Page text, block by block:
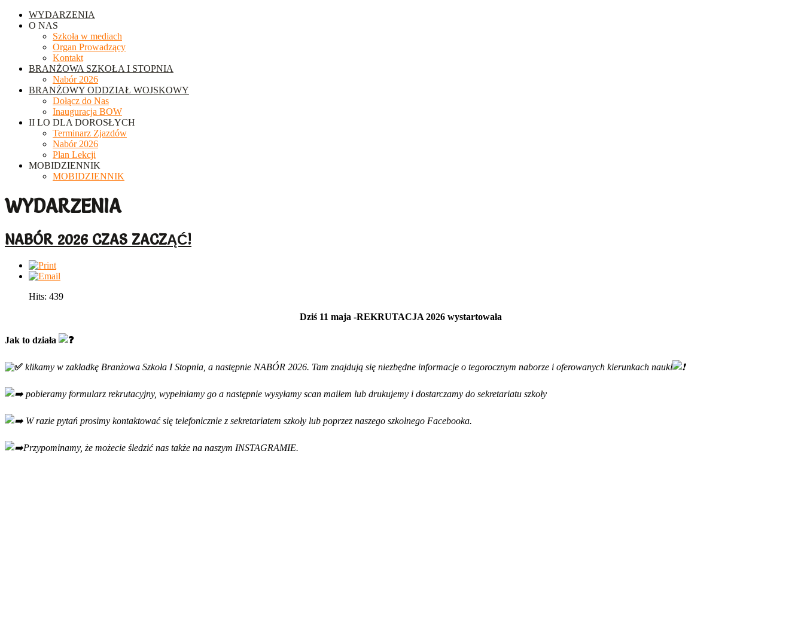
WYDARZENIA
O NAS
Szkoła w mediach
Organ Prowadzący
Kontakt
BRANŻOWA SZKOŁA I STOPNIA
Nabór 2026
BRANŻOWY ODDZIAŁ WOJSKOWY
Dołącz do Nas
Inauguracja BOW
II LO DLA DOROSŁYCH
Terminarz Zjazdów
Nabór 2026
Plan Lekcji
MOBIDZIENNIK
MOBIDZIENNIK
WYDARZENIA
NABÓR 2026 CZAS ZACZĄĆ!
Hits: 439
Dziś 11 maja -REKRUTACJA 2026 wystartowała
Jak to działa
klikamy w zakładkę Branżowa Szkoła I Stopnia, a następnie NABÓR 2026. Tam znajdują się niezbędne informacje o tegorocznym naborze i oferowanych kierunkach nauki
pobieramy formularz rekrutacyjny, wypełniamy go a następnie wysyłamy scan mailem lub drukujemy i dostarczamy do sekretariatu szkoły
W razie pytań prosimy kontaktować się telefonicznie z sekretariatem szkoły lub poprzez naszego szkolnego Facebooka.
Przypominamy, że możecie śledzić nas także na naszym INSTAGRAMIE.